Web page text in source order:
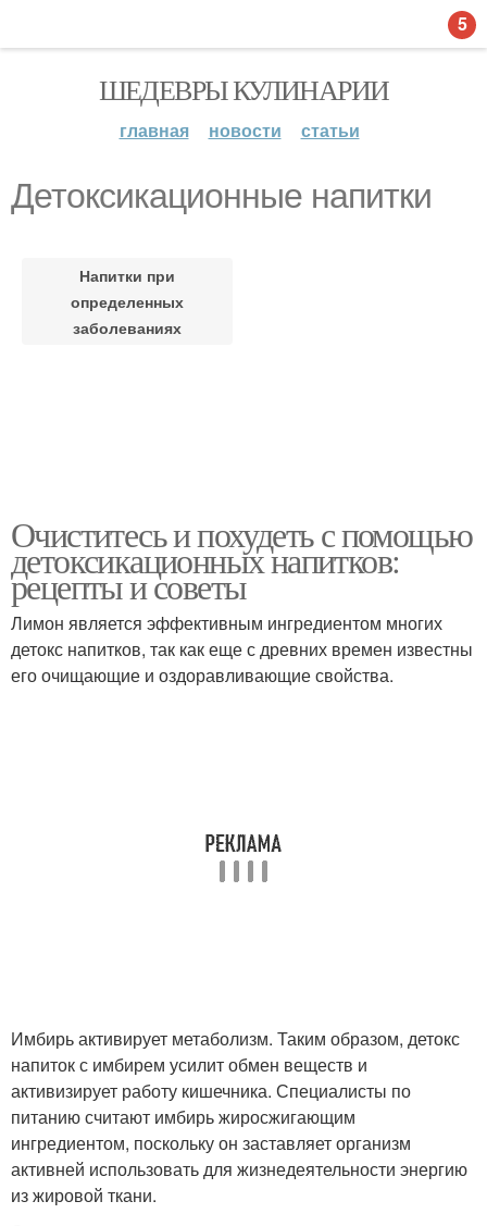
ШЕДЕВРЫ КУЛИНАРИИ
главная новости статьи
Детоксикационные напитки
Напитки при
определенных
заболеваниях
Очиститесь и похудеть с помощью
детоксикационных напитков:
рецепты и советы
Лимон является эффективным ингредиентом многих
детокс напитков, так как еще с древних времен известны
его очищающие и оздоравливающие свойства.
Имбирь активирует метаболизм. Таким образом, детокс
напиток с имбирем усилит обмен веществ и
активизирует работу кишечника. Специалисты по
питанию считают имбирь жиросжигающим
ингредиентом, поскольку он заставляет организм
активней использовать для жизнедеятельности энергию
из жировой ткани.
5